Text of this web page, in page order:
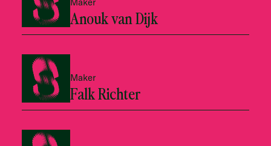
Anouk van Dijk
Maker
Falk Richter